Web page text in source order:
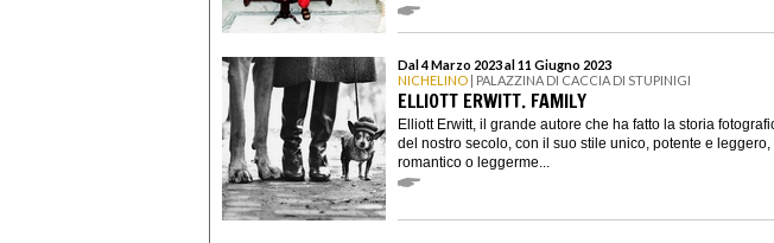
Dal 4 Marzo 2023 al 11 Giugno 2023
NICHELINO | PALAZZINA DI CACCIA DI STUPINIGI
ELLIOTT ERWITT. FAMILY
Elliott Erwitt, il grande autore che ha fatto la storia
del nostro secolo, con il suo stile unico, potente e leggero,
romantico o leggerme...